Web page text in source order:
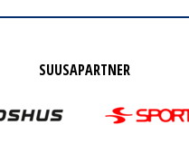
SUUSAPARTNER